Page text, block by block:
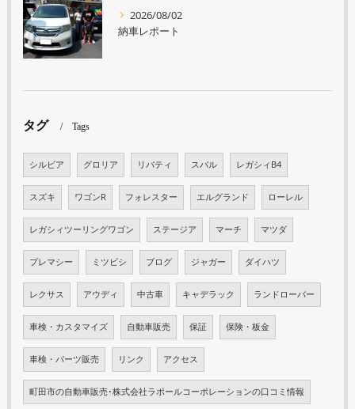
2026/08/02
納車レポート
タグ Tags
シルビア グロリア リバティ スバル レガシィB4
スズキ ワゴンR フォレスター エルグランド ローレル
レガシィツーリングワゴン ステージア マーチ マツダ
プレマシー ミツビシ ブログ ジャガー ダイハツ
レクサス アウディ 中古車 キャデラック ランドローバー
車検・カスタマイズ 自動車販売 保証 保険・板金
車検・パーツ販売 リンク アクセス
町田市の自動車販売･株式会社ラポールコーポレーションの口コミ情報